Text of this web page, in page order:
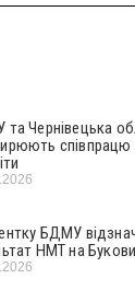
Чернівецька
співпрацю
БДМУ
НМТ на